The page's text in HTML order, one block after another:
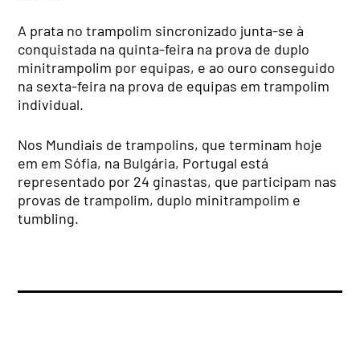
A prata no trampolim sincronizado junta-se à
conquistada na quinta-feira na prova de duplo
minitrampolim por equipas, e ao ouro conseguido
na sexta-feira na prova de equipas em trampolim
individual.
Nos Mundiais de trampolins, que terminam hoje
em em Sófia, na Bulgária, Portugal está
representado por 24 ginastas, que participam nas
provas de trampolim, duplo minitrampolim e
tumbling.